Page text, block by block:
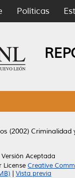
Políticas
(2002) Criminalidad
Aceptada
License Creative
Vista previa